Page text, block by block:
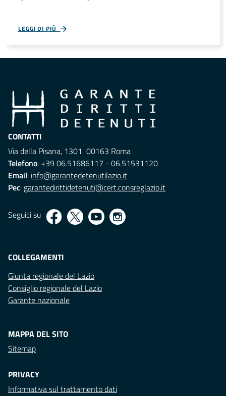
LEGGI DI PIÙ
CONTATTI
Via della Pisana, 1301 00163 Roma
Telefono: +39 06.51686117 - 06.51531120
Email: info@garantedetenutilazio.it
Pec: garantedirittidetenuti@cert.consreglazio.it
Seguici su
COLLEGAMENTI
Giunta regionale del Lazio
Consiglio regionale del Lazio
Garante nazionale
MAPPA DEL SITO
Sitemap
PRIVACY
Informativa sul trattamento dati